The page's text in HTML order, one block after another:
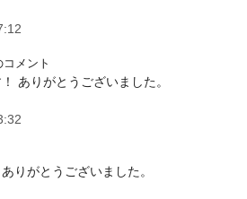
コメント
ありがとうございました。
りがとうございました。